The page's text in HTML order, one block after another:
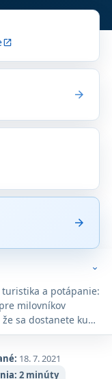
open_in_new
arrow_forward
arrow_forward
a potápanie:
milovníkov
sa dostanete ku
expand_more
18. 7. 2021
2 minúty